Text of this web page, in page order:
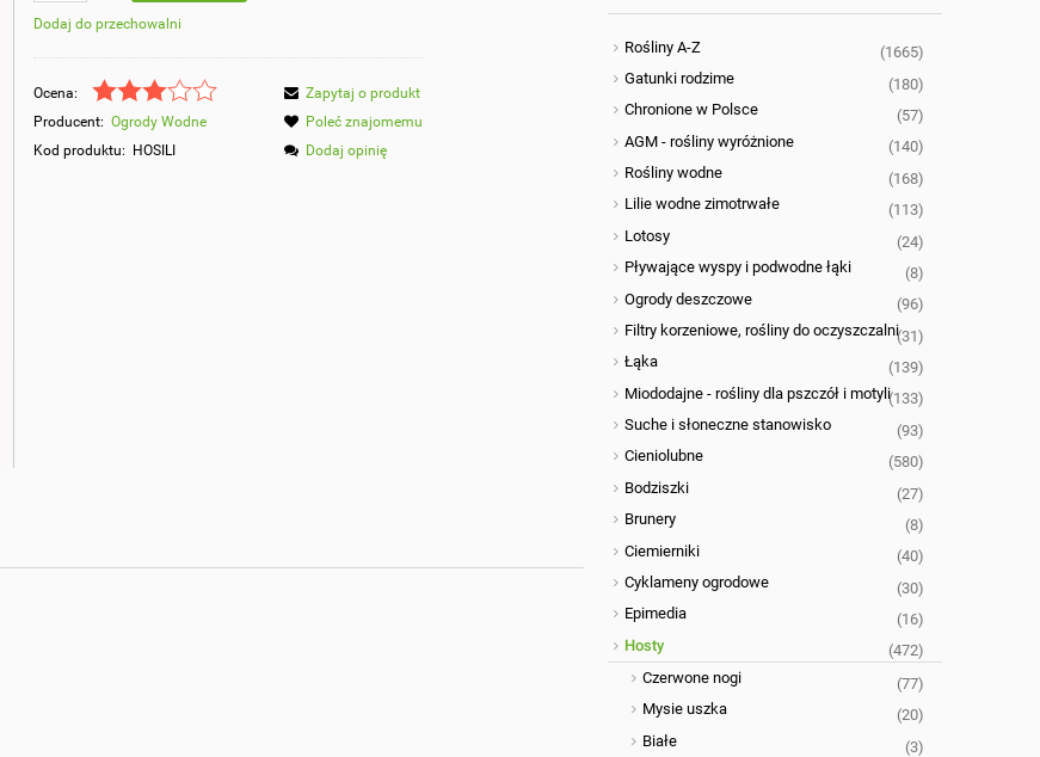
Dodaj do przechowalni
Ocena:
Producent: Ogrody Wodne
Kod produktu: HOSILI
Zapytaj o produkt
Poleć znajomemu
Dodaj opinię
Rośliny A-Z
(1665)
Gatunki rodzime
(180)
Chronione w Polsce
(57)
AGM - rośliny wyróżnione
(140)
Rośliny wodne
(168)
Lilie wodne zimotrwałe
(113)
Lotosy
(24)
Pływające wyspy i podwodne łąki
(8)
Ogrody deszczowe
(96)
Filtry korzeniowe, rośliny do oczyszczalni(31)
Łąka
(139)
Miododajne - rośliny dla pszczół i motyli(133)
Suche i słoneczne stanowisko
(93)
Cieniolubne
(580)
Bodziszki
(27)
Brunery
(8)
Ciemierniki
(40)
Cyklameny ogrodowe
(30)
Epimedia
(16)
Hosty
(472)
Czerwone nogi
(77)
Mysie uszka
(20)
Białe
(3)